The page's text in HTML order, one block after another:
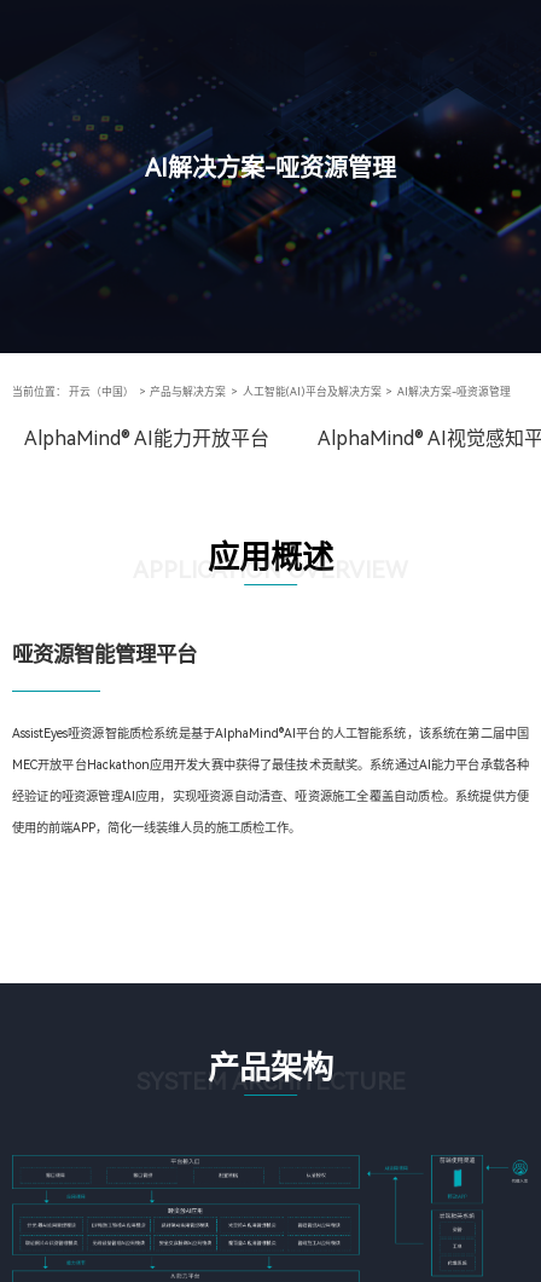
AI解决方案-哑资源管理
当前位置： 开云（中国） > 产品与解决方案 > 人工智能(AI)平台及解决方案 > AI解决方案-哑资源管理
AlphaMind® AI能力开放平台 AlphaMind® AI视觉感知
应用概述
APPLICATION OVERVIEW
哑资源智能管理平台
AssistEyes哑资源智能质检系统是基于AlphaMind®AI平台的人工智能系统，该系统在第二届中国
MEC开放平台Hackathon应用开发大赛中获得了最佳技术贡献奖。系统通过AI能力平台承载各种
经验证的哑资源管理AI应用，实现哑资源自动清查、哑资源施工全覆盖自动质检。系统提供方便
使用的前端APP，简化一线装维人员的施工质检工作。
产品架构
SYSTEM ARCHITECTURE